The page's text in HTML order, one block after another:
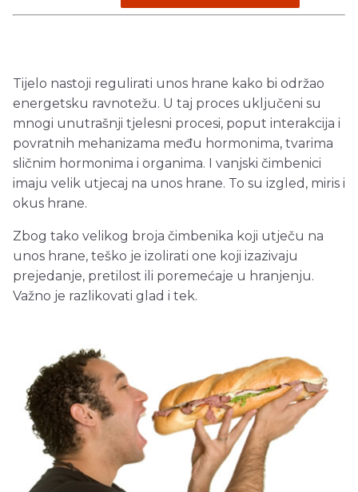
Tijelo nastoji regulirati unos hrane kako bi održao
energetsku ravnotežu. U taj proces uključeni su
mnogi unutrašnji tjelesni procesi, poput interakcija i
povratnih mehanizama među hormonima, tvarima
sličnim hormonima i organima. I vanjski čimbenici
imaju velik utjecaj na unos hrane. To su izgled, miris i
okus hrane.
Zbog tako velikog broja čimbenika koji utječu na
unos hrane, teško je izolirati one koji izazivaju
prejedanje, pretilost ili poremećaje u hranjenju.
Važno je razlikovati glad i tek.